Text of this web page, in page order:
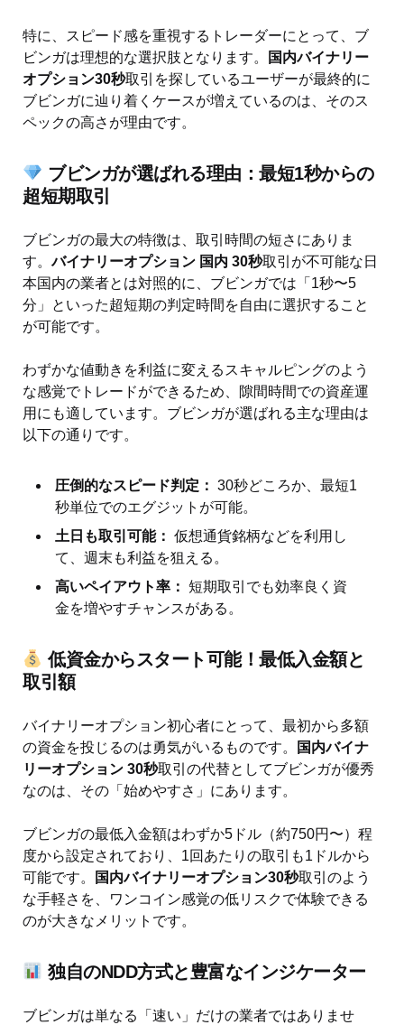
特に、スピード感を重視するトレーダーにとって、ブ
ビンガは理想的な選択肢となります。
国内バイナリー
オプション30秒取引を探しているユーザーが最終的に
ブビンガに辿り着くケースが増えているのは、そのス
ペックの高さが理由です。
ブビンガが選ばれる理由：最短1秒からの
超短期取引
ブビンガの最大の特徴は、取引時間の短さにありま
す。バイナリーオプション 国内 30秒取引が不可能な日
本国内の業者とは対照的に、ブビンガでは「1秒〜5
分」といった超短期の判定時間を自由に選択すること
が可能です。
わずかな値動きを利益に変えるスキャルピングのよう
な感覚でトレードができるため、隙間時間での資産運
用にも適しています。ブビンガが選ばれる主な理由は
以下の通りです。
圧倒的なスピード判定： 30秒どころか、最短1
秒単位でのエグジットが可能。
土日も取引可能： 仮想通貨銘柄などを利用し
て、週末も利益を狙える。
高いペイアウト率： 短期取引でも効率良く資
金を増やすチャンスがある。
低資金からスタート可能！最低入金額と
取引額
バイナリーオプション初心者にとって、最初から多額
の資金を投じるのは勇気がいるものです。
国内バイナ
リーオプション 30秒取引の代替としてブビンガが優秀
なのは、その「始めやすさ」にあります。
ブビンガの最低入金額はわずか5ドル（約750円〜）程
度から設定されており、1回あたりの取引も1ドルから
可能です。
国内バイナリーオプション30秒取引のよう
な手軽さを、ワンコイン感覚の低リスクで体験できる
のが大きなメリットです。
独自のNDD方式と豊富なインジケーター
ブビンガは単なる「速い」だけの業者ではありませ